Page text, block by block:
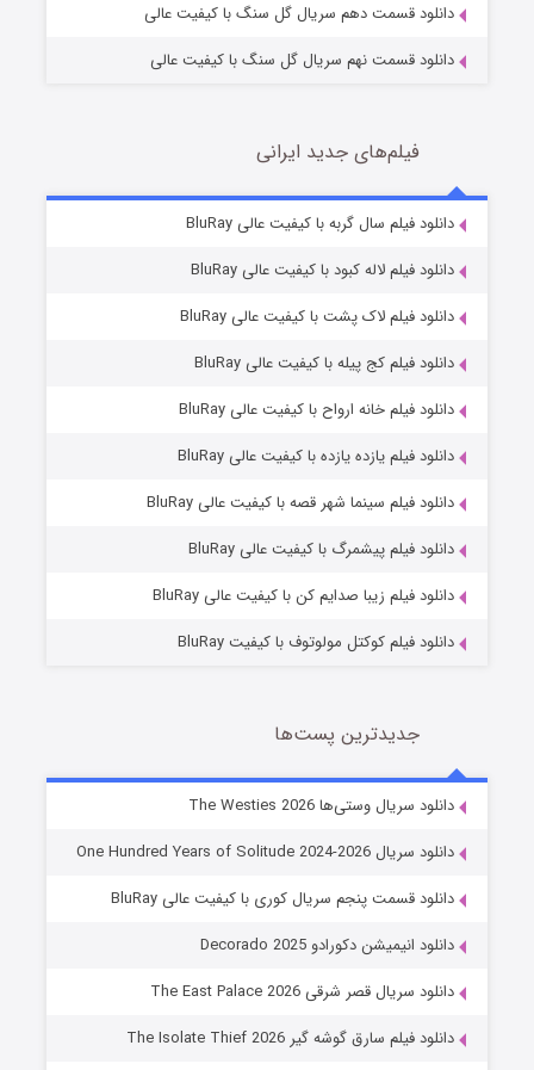
قسمت7 (زیرنویس) منتشر شد
خاندان اژدها فصل ۳
دانلود قسمت دهم سریال گل سنگ با کیفیت عالی
دانلود قسمت نهم سریال گل سنگ با کیفیت عالی
فیلم‌های جدید ایرانی
دانلود فیلم سال گربه با کیفیت عالی BluRay
دانلود فیلم لاله کبود با کیفیت عالی BluRay
دانلود فیلم لاک پشت با کیفیت عالی BluRay
دانلود فیلم کج‌ پیله با کیفیت عالی BluRay
دانلود فیلم خانه ارواح با کیفیت عالی BluRay
دانلود فیلم یازده یازده با کیفیت عالی BluRay
دانلود فیلم سینما شهر قصه با کیفیت عالی BluRay
دانلود فیلم پیشمرگ با کیفیت عالی BluRay
دانلود فیلم زیبا صدایم کن با کیفیت عالی BluRay
دانلود فیلم کوکتل مولوتوف با کیفیت BluRay
جدیدترین پست‌ها
دانلود سریال وستی‌ها The Westies 2026
دانلود سریال One Hundred Years of Solitude 2024-2026
دانلود قسمت پنجم سریال کوری با کیفیت عالی BluRay
دانلود انیمیشن دکورادو Decorado 2025
دانلود سریال قصر شرقی The East Palace 2026
دانلود فیلم سارق گوشه گیر The Isolate Thief 2026